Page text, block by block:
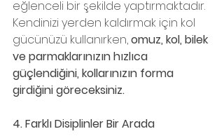
eğlenceli bir şekilde yaptırmaktadır.
Kendinizi yerden kaldırmak için kol
gücünüzü kullanırken, omuz, kol, bilek
ve parmaklarınızın hızlıca
güçlendiğini, kollarınızın forma
girdiğini göreceksiniz.
4. Farklı Disiplinler Bir Arada